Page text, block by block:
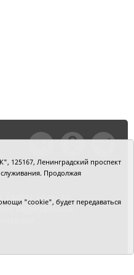
(3452) 39-90-51.
Федеральной
125167, Ленинградский проспект
Продолжая
"cookie", будет передаваться